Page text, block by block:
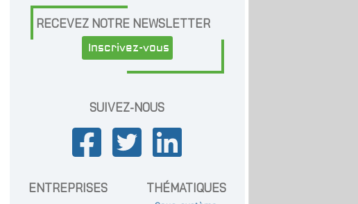
RECEVEZ NOTRE NEWSLETTER
Inscrivez-vous
SUIVEZ-NOUS
ENTREPRISES THÉMATIQUES